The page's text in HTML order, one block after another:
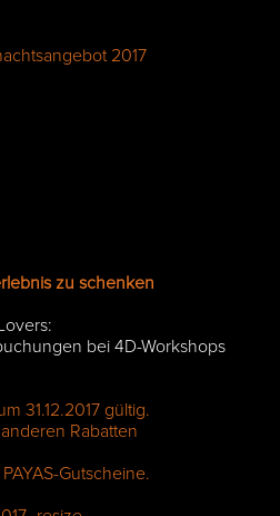
zu schenken
bei 4D-Workshops
31.12.2017 gültig.
Rabatten
Gutscheine.